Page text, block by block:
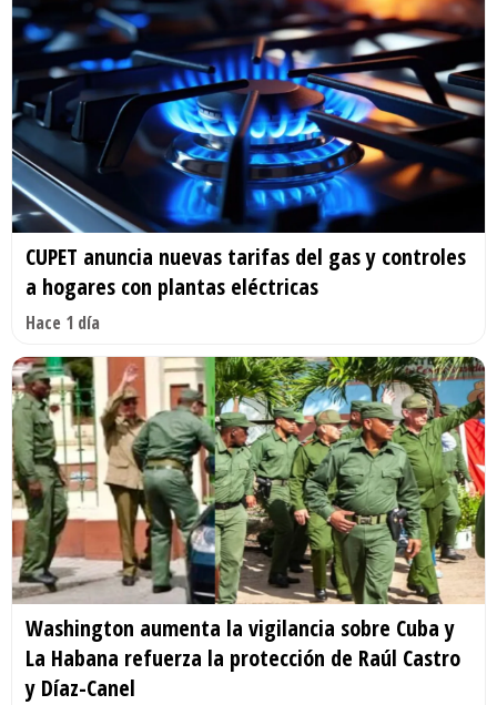
CUPET anuncia nuevas tarifas del gas y controles
a hogares con plantas eléctricas
Hace 1 día
Washington aumenta la vigilancia sobre Cuba y
La Habana refuerza la protección de Raúl Castro
y Díaz-Canel